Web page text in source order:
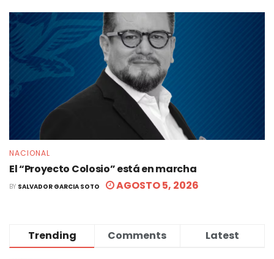
NACIONAL
El “Proyecto Colosio” está en marcha
BY SALVADOR GARCIA SOTO AGOSTO 5, 2026
Trending Comments Latest